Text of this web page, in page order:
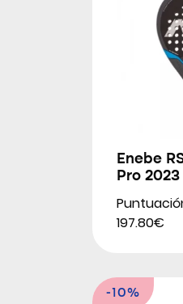
Enebe
Pro 2023
197.80€
-10%